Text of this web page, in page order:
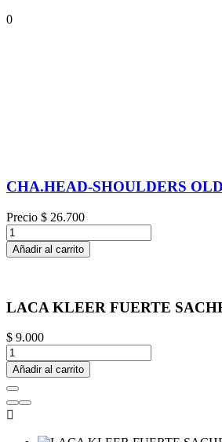
0
CHA.HEAD-SHOULDERS
Precio $ 26.700
Añadir al carrito
LACA KLEER FUERTE
$ 9.000
Añadir al carrito
